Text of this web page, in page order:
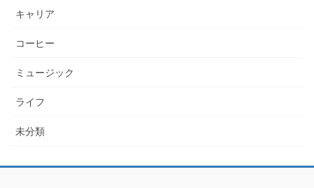
キャリア
コーヒー
ミュージック
ライフ
未分類